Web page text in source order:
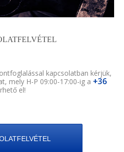
kapcsolatban kérjük,
mely H-P 09:00-17:00-ig a +36
el!